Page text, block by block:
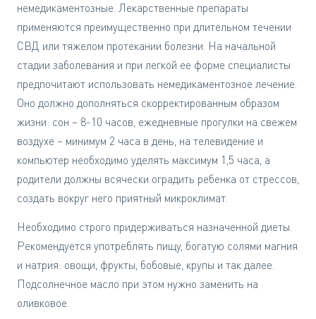
немедикаментозные. Лекарственные препараты
применяются преимущественно при длительном течении
СВД или тяжелом протекании болезни. На начальной
стадии заболевания и при легкой ее форме специалисты
предпочитают использовать немедикаментозное лечение.
Оно должно дополняться скорректированным образом
жизни: сон – 8-10 часов, ежедневные прогулки на свежем
воздухе – минимум 2 часа в день, на телевидение и
компьютер необходимо уделять максимум 1,5 часа, а
родители должны всячески оградить ребенка от стрессов,
создать вокруг него приятный микроклимат.
Необходимо строго придерживаться назначенной диеты.
Рекомендуется употреблять пищу, богатую солями магния
и натрия: овощи, фрукты, бобовые, крупы и так далее.
Подсолнечное масло при этом нужно заменить на
оливковое.